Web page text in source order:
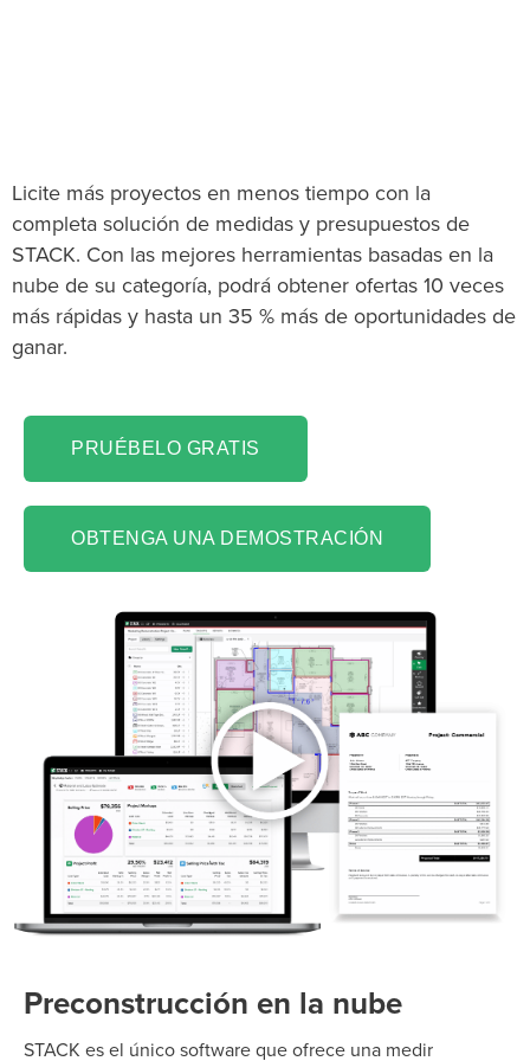
Licite más proyectos en menos tiempo con la
completa solución de medidas y presupuestos de
STACK. Con las mejores herramientas basadas en la
nube de su categoría, podrá obtener ofertas 10 veces
más rápidas y hasta un 35 % más de oportunidades de
ganar.
PRUÉBELO GRATIS
OBTENGA UNA DEMOSTRACIÓN
Preconstrucción en la nube
STACK es el único software que ofrece una medir